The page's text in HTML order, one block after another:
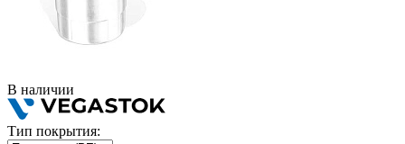
В наличии
Тип покрытия: